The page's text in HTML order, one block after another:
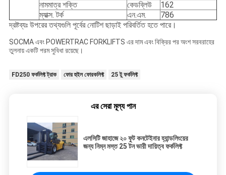
নামমাত্র শক্তি
কেডব্লিউ
162
ম্যাক্স. টর্ক
এন.এম.
786
দ্রষ্টব্যঃ উপরের তথ্যগুলি পূর্বের নোটিশ ছাড়াই পরিবর্তিত হতে পারে।
SOCMA এবং POWERTRAC FORKLIFTS এর দাম এবং বিক্রির পর অংশ সরবরাহের
তুলনায় একটি পরম সুবিধা রয়েছে।
FD250 ফর্কলিফ্ট ট্রাক ফোর হুইল ফোরকলিফ্ট 25 টু ফর্কলিফ্ট
এর সেরা মূল্য পান
এলসিটি জাহাজে ২০ ফুট কনটেইনার হ্যান্ডলিংয়ের
জন্য নিম্ন মস্ত 25 টন ভারী দায়িত্ব ফর্কলিফ্ট